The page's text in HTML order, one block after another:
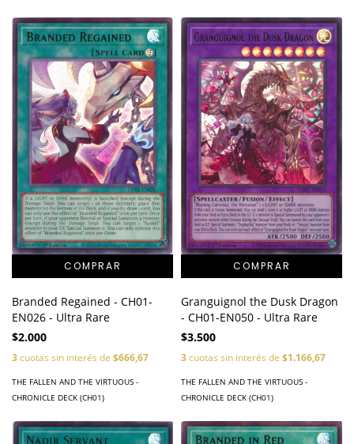
Branded Regained - CH01-
EN026 - Ultra Rare
$2.000
3cuotas sin interés de $666,67
THE FALLEN AND THE VIRTUOUS -
CHRONICLE DECK (CH01)
Granguignol the Dusk Dragon
- CH01-EN050 - Ultra Rare
$3.500
3cuotas sin interés de $1.166,67
THE FALLEN AND THE VIRTUOUS -
CHRONICLE DECK (CH01)